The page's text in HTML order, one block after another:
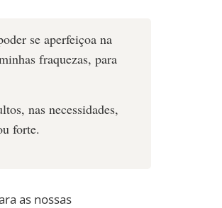
se aperfeiçoa na
fraquezas, para
nas necessidades,
forte.
as nossas